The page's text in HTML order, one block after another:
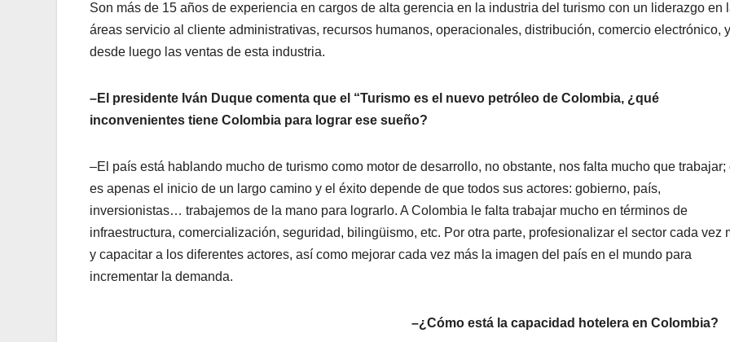
Son más de 15 años de experiencia en cargos de alta gerencia en la industria del turismo con un liderazgo en
áreas servicio al cliente administrativas, recursos humanos, operacionales, distribución, comercio electrónico,
desde luego las ventas de esta industria.
–El presidente Iván Duque comenta que el “Turismo es el nuevo petróleo de Colombia, ¿qué
inconvenientes tiene Colombia para lograr ese sueño?
–El país está hablando mucho de turismo como motor de desarrollo, no obstante, nos falta mucho que trabajar;
es apenas el inicio de un largo camino y el éxito depende de que todos sus actores: gobierno, país,
inversionistas… trabajemos de la mano para lograrlo. A Colombia le falta trabajar mucho en términos de
infraestructura, comercialización, seguridad, bilingüismo, etc. Por otra parte, profesionalizar el sector cada vez
y capacitar a los diferentes actores, así como mejorar cada vez más la imagen del país en el mundo para
incrementar la demanda.
–¿Cómo está la capacidad hotelera en Colombia?